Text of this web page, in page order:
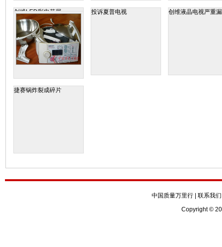
创维LED彩电花屏 投诉夏普电视 创维液晶电视严重
捷赛锅炸裂成碎片
中国质量万里行| 联系我们
Copyright ©